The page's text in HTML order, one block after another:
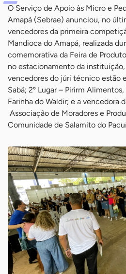
O Serviço de Apoio às Micro e
Amapá (Sebrae) anunciou, no
vencedores da primeira
Mandioca do Amapá, realizada
comemorativa da Feira de
no estacionamento da instituição,
vencedores do júri técnico estão
Sabá; 2º Lugar – Pirirm
Farinha do Waldir; e a vencedora
Associação de Moradores e
Comunidade de Salamito do